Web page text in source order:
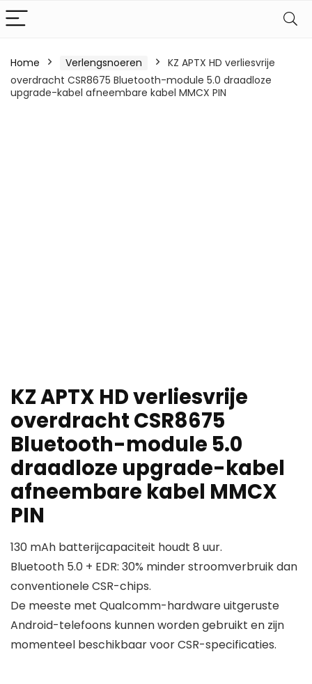
Home Verlengsnoeren
KZ APTX HD verliesvrije
overdracht CSR8675 Bluetooth-module 5.0 draadloze
upgrade-kabel afneembare kabel MMCX PIN
KZ APTX HD verliesvrije
overdracht CSR8675
Bluetooth-module 5.0
draadloze upgrade-kabel
afneembare kabel MMCX
PIN
130 mAh batterijcapaciteit houdt 8 uur.
Bluetooth 5.0 + EDR: 30% minder stroomverbruik dan
conventionele CSR-chips.
De meeste met Qualcomm-hardware uitgeruste
Android-telefoons kunnen worden gebruikt en zijn
momenteel beschikbaar voor CSR-specificaties.